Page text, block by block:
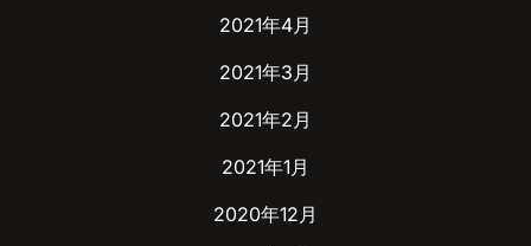
2021年4月
2021年3月
2021年2月
2021年1月
2020年12月